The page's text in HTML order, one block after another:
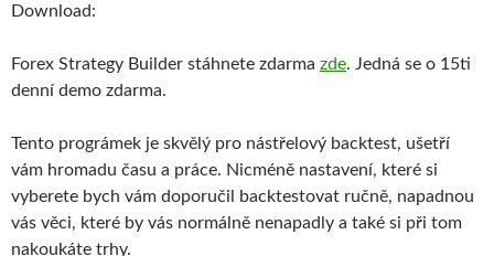
Download:
Forex Strategy Builder stáhnete zdarma zde. Jedná se o 15ti
denní demo zdarma.
Tento prográmek je skvělý pro nástřelový backtest, ušetří
vám hromadu času a práce. Nicméně nastavení, které si
vyberete bych vám doporučil backtestovat ručně, napadnou
vás věci, které by vás normálně nenapadly a také si při tom
nakoukáte trhy.